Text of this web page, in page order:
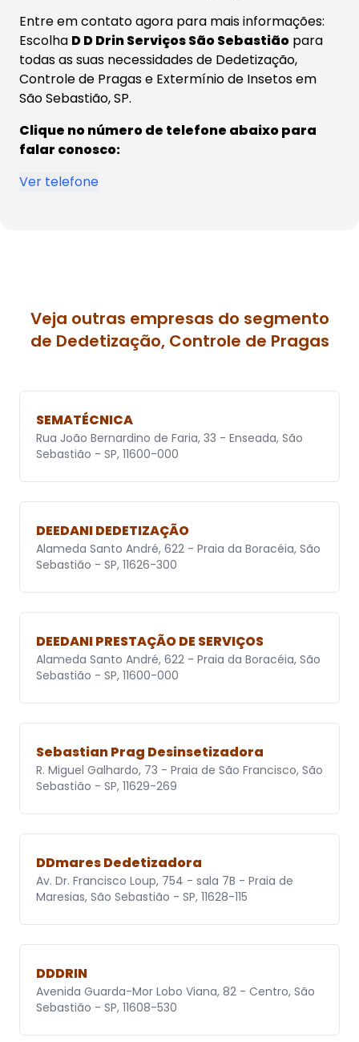
Entre em contato agora para mais informações:
Escolha D D Drin Serviços São Sebastião para
todas as suas necessidades de Dedetização,
Controle de Pragas e Extermínio de Insetos em
São Sebastião, SP.
Clique no número de telefone abaixo para
falar conosco:
Ver telefone
Veja outras empresas do segmento
de Dedetização, Controle de Pragas
SEMATÉCNICA
Rua João Bernardino de Faria, 33 - Enseada, São
Sebastião - SP, 11600-000
DEEDANI DEDETIZAÇÃO
Alameda Santo André, 622 - Praia da Boracéia, São
Sebastião - SP, 11626-300
DEEDANI PRESTAÇÃO DE SERVIÇOS
Alameda Santo André, 622 - Praia da Boracéia, São
Sebastião - SP, 11600-000
Sebastian Prag Desinsetizadora
R. Miguel Galhardo, 73 - Praia de São Francisco, São
Sebastião - SP, 11629-269
DDmares Dedetizadora
Av. Dr. Francisco Loup, 754 - sala 7B - Praia de
Maresias, São Sebastião - SP, 11628-115
DDDRIN
Avenida Guarda-Mor Lobo Viana, 82 - Centro, São
Sebastião - SP, 11608-530